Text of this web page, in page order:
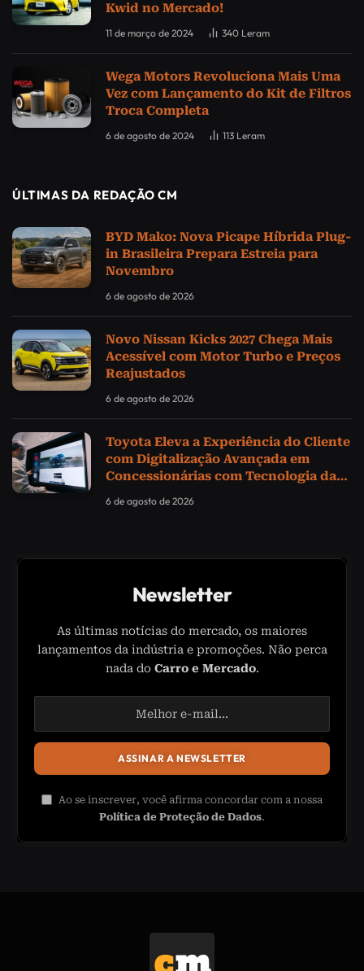
Kwid no Mercado!
11 de março de 2024 340 Leram
Wega Motors Revoluciona Mais Uma
Vez com Lançamento do Kit de Filtros
Troca Completa
6 de agosto de 2024 113 Leram
ÚLTIMAS DA REDAÇÃO CM
BYD Mako: Nova Picape Híbrida Plug-
in Brasileira Prepara Estreia para
Novembro
6 de agosto de 2026
Novo Nissan Kicks 2027 Chega Mais
Acessível com Motor Turbo e Preços
Reajustados
6 de agosto de 2026
Toyota Eleva a Experiência do Cliente
com Digitalização Avançada em
Concessionárias com Tecnologia da
6 de agosto de 2026
Newsletter
As últimas notícias do mercado, os maiores
lançamentos da indústria e promoções. Não perca
nada do Carro e Mercado.
Ao se inscrever, você afirma concordar com a nossa
Política de Proteção de Dados.